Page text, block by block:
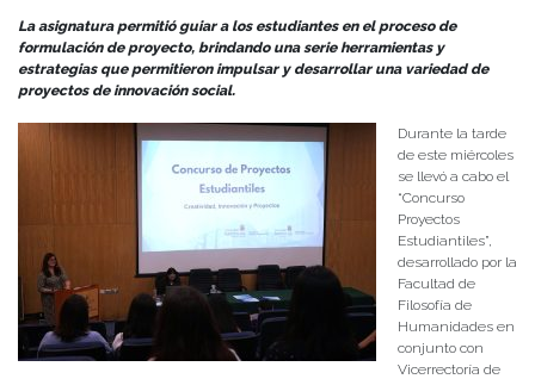
La asignatura permitió guiar a los estudiantes en el proceso de
formulación de proyecto, brindando una serie herramientas y
estrategias que permitieron impulsar y desarrollar una variedad de
proyectos de innovación social.
Durante la tarde
de este miércoles
se llevó a cabo el
“Concurso
Proyectos
Estudiantiles”,
desarrollado por la
Facultad de
Filosofía de
Humanidades en
conjunto con
Vicerrectoría de